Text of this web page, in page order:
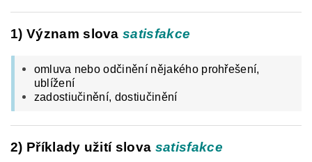
1) Význam slovasatisfakce
omluva nebo odčinění nějakého prohřešení,
ublížení
zadostiučinění, dostiučinění
2) Příklady užití slova satisfakce